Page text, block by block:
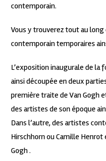
contemporain.
Vous y trouverez tout au long
contemporain temporaires
L’exposition inaugurale de la
ainsi découpée en deux
première traite de Van Gogh
des artistes de son époque
Dans l’autre, des artistes
Hirschhorn ou Camille
Gogh .